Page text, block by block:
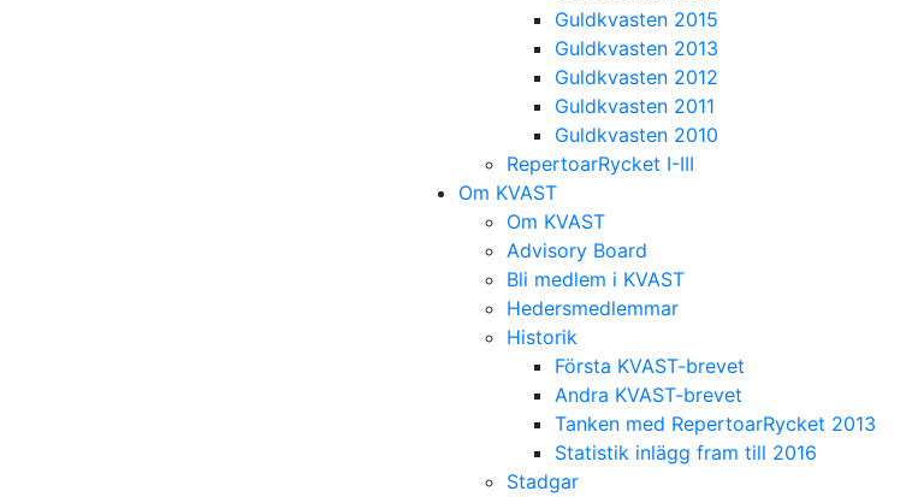
Guldkvasten 2015
Guldkvasten 2013
Guldkvasten 2012
Guldkvasten 2011
Guldkvasten 2010
RepertoarRycket I-III
Om KVAST
Om KVAST
Advisory Board
Bli medlem i KVAST
Hedersmedlemmar
Historik
Första KVAST-brevet
Andra KVAST-brevet
Tanken med RepertoarRycket 2013
Statistik inlägg fram till 2016
Stadgar